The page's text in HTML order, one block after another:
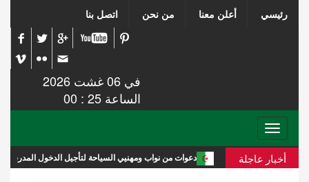
رئيسي أعلن معنا من نحن اتصل بنا
في 06 غشت 2026
الساعة 25 : 00
Toggle
navigation
أخبار عاجلةدعوات من نواب ومهنيي السياحة لتأجيل الدخول المدرسي في الجزائر